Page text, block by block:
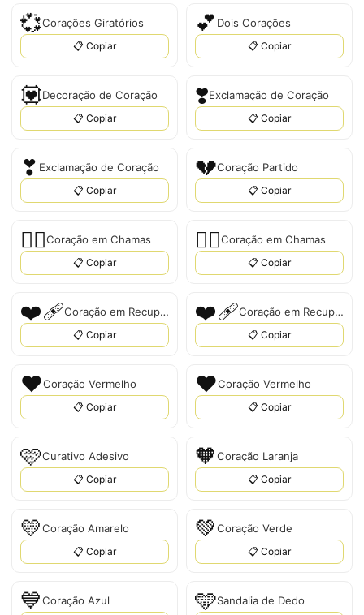
💞Corações Giratórios
📋 Copiar
💕 Dois Corações
📋 Copiar
💟Decoração de Coração
📋 Copiar
❣️Exclamação de Coração
📋 Copiar
❣ Exclamação de Coração
📋 Copiar
💔Coração Partido
📋 Copiar
❤️‍🔥Coração em Chamas
📋 Copiar
❤‍🔥Coração em Chamas
📋 Copiar
❤️‍🩹 Coração em Recuperação
📋 Copiar
❤‍🩹 Coração em Recuperação
📋 Copiar
❤️Coração Vermelho
📋 Copiar
❤Coração Vermelho
📋 Copiar
🩷Curativo Adesivo
📋 Copiar
🧡Coração Laranja
📋 Copiar
💛Coração Amarelo
📋 Copiar
💚Coração Verde
📋 Copiar
💙Coração Azul 🩵Sandalia de Dedo